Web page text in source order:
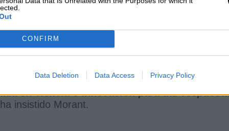
CONFIRM
Data Deletion Data Access Privacy Policy
2021
ha manifestado que los logros que está
público-privada
y de la suma de
ha dejado la pandemia es la necesidad de
en ciencia e innovación para dar
insistido Morant.